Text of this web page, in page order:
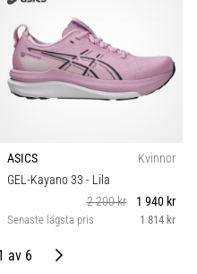
ASICS
Kvinnor
GEL-Kayano 33 - Lila
2 200 kr
1 940 kr
Senaste lägsta pris 1 814 kr
av 6 Nästa